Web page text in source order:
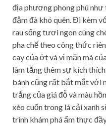
địa phương phong phú
đậm đà khó quên. Đi kèm
rau sống tươi ngon cùng
pha chế theo công thức
cay của ớt và vị mặn mà
làm tăng thêm sự kích
bánh cũng rất bắt mắt với
trắng của giá đỗ và màu
xèo cuốn trong lá cải xanh
trình khám phá ẩm thực